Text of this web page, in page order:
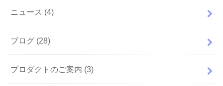
ニュース (4)
ブログ (28)
プロダクトのご案内 (3)